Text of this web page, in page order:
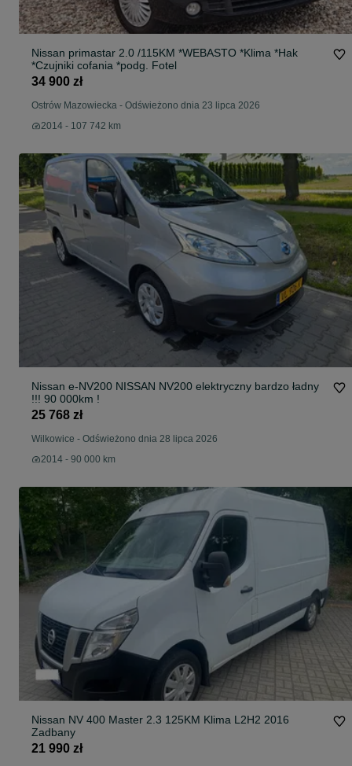
Nissan primastar 2.0 /115KM *WEBASTO *Klima *Hak
*Czujniki cofania *podg. Fotel
34 900 zł
Ostrów Mazowiecka - Odświeżono dnia 23 lipca 2026
2014 - 107 742 km
Nissan e-NV200 NISSAN NV200 elektryczny bardzo ładny
!!! 90 000km !
25 768 zł
Wilkowice - Odświeżono dnia 28 lipca 2026
2014 - 90 000 km
Nissan NV 400 Master 2.3 125KM Klima L2H2 2016
Zadbany
21 990 zł